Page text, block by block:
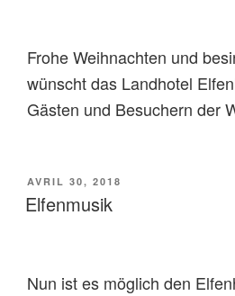
Frohe Weihnachten und
wünscht das Landhotel
Gästen und Besuchern der
PUBLIÉ
LE
AVRIL 30, 2018
Elfenmusik
Nun ist es möglich den